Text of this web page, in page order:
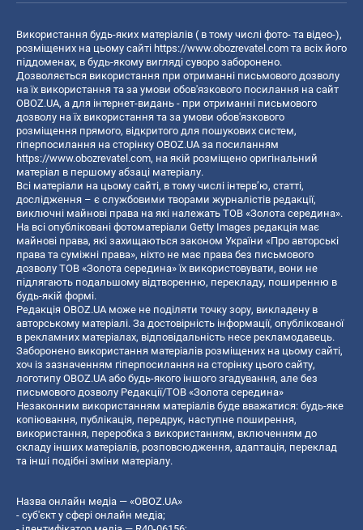
Використання будь-яких матеріалів ( в тому числі фото- та відео-),
розміщених на цьому сайті https://www.obozrevatel.com та всіх його
піддоменах, в будь-якому вигляді суворо заборонено.
Дозволяється використання при отриманні письмового дозволу
на їх використання та за умови обов'язкового посилання на сайт
OBOZ.UA, а для інтернет-видань - при отриманні письмового
дозволу на їх використання та за умови обов'язкового
розміщення прямого, відкритого для пошукових систем,
гіперпосилання на сторінку OBOZ.UA за посиланням
https://www.obozrevatel.com, на якій розміщено оригінальний
матеріал в першому абзаці матеріалу.
Всі матеріали на цьому сайті, в тому числі інтерв’ю, статті,
дослідження – є службовими творами журналістів редакції,
виключні майнові права на які належать ТОВ «Золота середина».
На всі опубліковані фотоматеріали Getty Images редакція має
майнові права, які захищаються законом України «Про авторські
права та суміжні права», ніхто не має права без письмового
дозволу ТОВ «Золота середина» їх використовувати, вони не
підлягають подальшому відтворенню, перекладу, поширенню в
будь-якій формі.
Редакція OBOZ.UA може не поділяти точку зору, викладену в
авторському матеріалі. За достовірність інформації, опублікованої
в рекламних матеріалах, відповідальність несе рекламодавець.
Заборонено використання матеріалів розміщених на цьому сайті,
хоч із зазначенням гіперпосилання на сторінку цього сайту,
логотипу OBOZ.UA або будь-якого іншого згадування, але без
письмового дозволу Редакції/ТОВ «Золота середина»
Незаконним використанням матеріалів буде вважатися: будь-яке
копiювання, публiкацiя, передрук, наступне поширення,
використання, переробка з використанням, включенням до
складу інших матеріалів, розповсюдження, адаптація, переклад
та інші подібні зміни матеріалу.
Назва онлайн медіа — «OBOZ.UA»
- суб'єкт у сфері онлайн медіа;